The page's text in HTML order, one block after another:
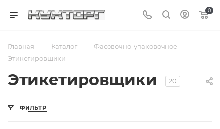
0
Главная — Каталог — Фасовочно-упаковочное —
Этикетировщики
Этикетировщики 20
ФИЛЬТР